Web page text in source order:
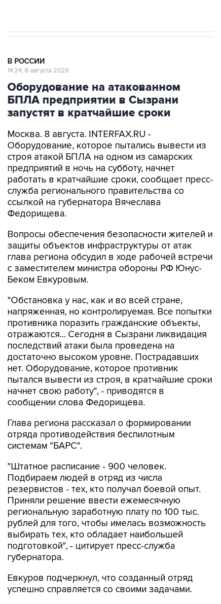
В РОССИИ
14:24, 8 августа 2026
Оборудование на атакованном
БПЛА предприятии в Сызрани
запустят в кратчайшие сроки
Москва. 8 августа. INTERFAX.RU -
Оборудование, которое пытались вывести из
строя атакой БПЛА на одном из самарских
предприятий в ночь на субботу, начнет
работать в кратчайшие сроки, сообщает пресс-
служба регионального правительства со
ссылкой на губернатора Вячеслава
Федорищева.
Вопросы обеспечения безопасности жителей и
защиты объектов инфраструктуры от атак
глава региона обсудил в ходе рабочей встречи
с заместителем министра обороны РФ Юнус-
Беком Евкуровым.
"Обстановка у нас, как и во всей стране,
напряженная, но контролируемая. Все попытки
противника поразить гражданские объекты,
отражаются... Сегодня в Сызрани ликвидация
последствий атаки была проведена на
достаточно высоком уровне. Пострадавших
нет. Оборудование, которое противник
пытался вывести из строя, в кратчайшие сроки
начнет свою работу", - приводятся в
сообщении слова Федорищева.
Глава региона рассказал о формировании
отряда противодействия беспилотным
системам "БАРС".
"Штатное расписание - 900 человек.
Подбираем людей в отряд из числа
резервистов - тех, кто получал боевой опыт.
Приняли решение ввести ежемесячную
региональную заработную плату по 100 тыс.
рублей для того, чтобы имелась возможность
выбирать тех, кто обладает наибольшей
подготовкой", - цитирует пресс-служба
губернатора.
Евкуров подчеркнул, что созданный отряд
успешно справляется со своими задачами.